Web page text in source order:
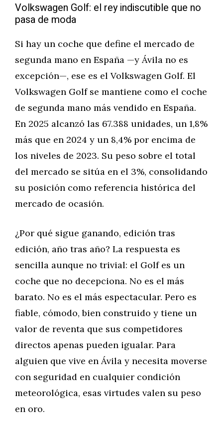
Volkswagen Golf: el rey indiscutible que no
pasa de moda
Si hay un coche que define el mercado de
segunda mano en España —y Ávila no es
excepción—, ese es el Volkswagen Golf. El
Volkswagen Golf se mantiene como el coche
de segunda mano más vendido en España.
En 2025 alcanzó las 67.388 unidades, un 1,8%
más que en 2024 y un 8,4% por encima de
los niveles de 2023. Su peso sobre el total
del mercado se sitúa en el 3%, consolidando
su posición como referencia histórica del
mercado de ocasión.
¿Por qué sigue ganando, edición tras
edición, año tras año? La respuesta es
sencilla aunque no trivial: el Golf es un
coche que no decepciona. No es el más
barato. No es el más espectacular. Pero es
fiable, cómodo, bien construido y tiene un
valor de reventa que sus competidores
directos apenas pueden igualar. Para
alguien que vive en Ávila y necesita moverse
con seguridad en cualquier condición
meteorológica, esas virtudes valen su peso
en oro.